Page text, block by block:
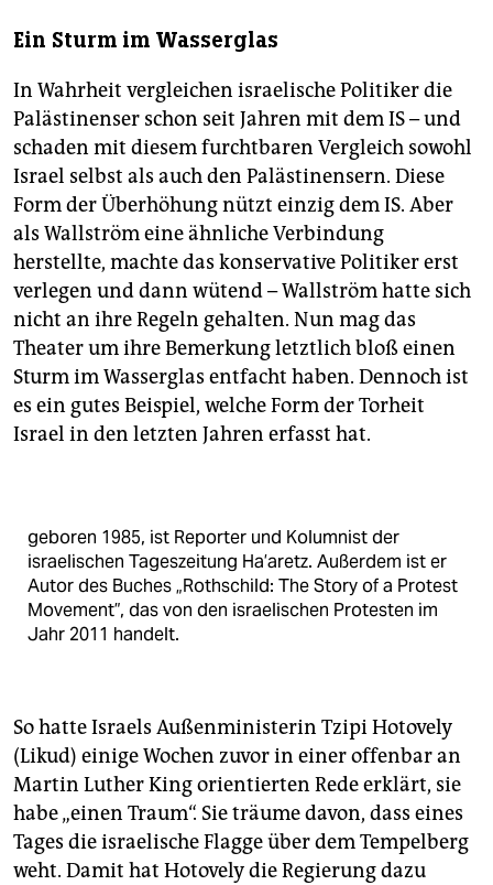
Ein Sturm im Wasserglas
In Wahrheit vergleichen israelische Politiker die
Palästinenser schon seit Jahren mit dem IS – und
schaden mit diesem furchtbaren Vergleich sowohl
Israel selbst als auch den Palästinensern. Diese
Form der Überhöhung nützt einzig dem IS. Aber
als Wallström eine ähnliche Verbindung
herstellte, machte das konservative Politiker erst
verlegen und dann wütend – Wallström hatte sich
nicht an ihre Regeln gehalten. Nun mag das
Theater um ihre Bemerkung letztlich bloß einen
Sturm im Wasserglas entfacht haben. Dennoch ist
es ein gutes Beispiel, welche Form der Torheit
Israel in den letzten Jahren erfasst hat.
geboren 1985, ist Reporter und Kolumnist der
israelischen Tageszeitung Ha’aretz. Außerdem ist er
Autor des Buches „Rothschild: The Story of a Protest
Movement”, das von den israelischen Protesten im
Jahr 2011 handelt.
So hatte Israels Außenministerin Tzipi Hotovely
(Likud) einige Wochen zuvor in einer offenbar an
Martin Luther King orientierten Rede erklärt, sie
habe „einen Traum“. Sie träume davon, dass eines
Tages die israelische Flagge über dem Tempelberg
weht. Damit hat Hotovely die Regierung dazu